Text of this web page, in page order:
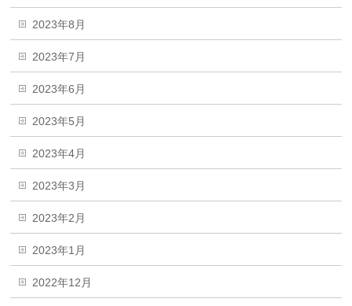
2023年8月
2023年7月
2023年6月
2023年5月
2023年4月
2023年3月
2023年2月
2023年1月
2022年12月